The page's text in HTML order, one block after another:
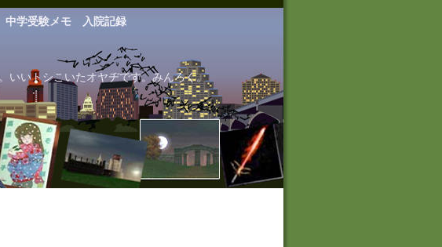
いトシこいたオヤヂです。みんろく。
中学受験メモ 入院記録